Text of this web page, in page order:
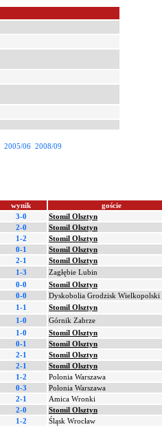
2005/06 2008/09
wynik goście
3-0 Stomil Olsztyn
2-0 Stomil Olsztyn
1-2 Stomil Olsztyn
0-1 Stomil Olsztyn
2-1 Stomil Olsztyn
1-3 Zagłębie Lubin
0-0 Stomil Olsztyn
0-0 Dyskobolia Grodzisk Wielkopolski
1-1 Stomil Olsztyn
1-0 Górnik Zabrze
1-0 Stomil Olsztyn
0-1 Stomil Olsztyn
2-1 Stomil Olsztyn
2-1 Stomil Olsztyn
1-2 Polonia Warszawa
0-3 Polonia Warszawa
2-1 Amica Wronki
2-0 Stomil Olsztyn
1-2 Śląsk Wrocław